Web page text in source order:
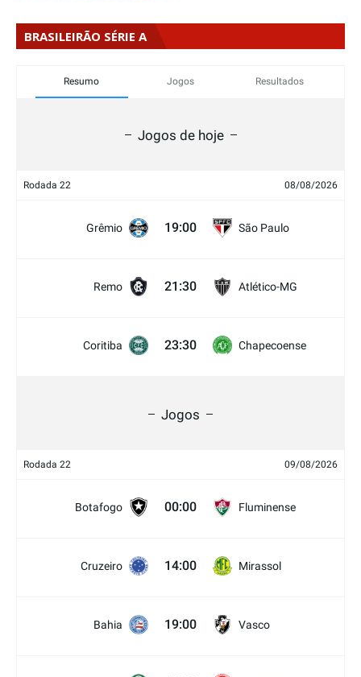
BRASILEIRÃO SÉRIE A
Resumo Jogos Resultados
Jogos de hoje
Rodada 22 08/08/2026
Grêmio 19:00 São Paulo
Remo 21:30 Atlético-MG
Coritiba 23:30 Chapecoense
Jogos
Rodada 22 09/08/2026
Botafogo 00:00 Fluminense
Cruzeiro 14:00 Mirassol
Bahia 19:00 Vasco